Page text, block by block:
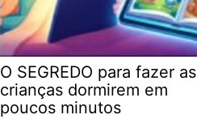
O SEGREDO para fazer as
crianças dormirem em
poucos minutos